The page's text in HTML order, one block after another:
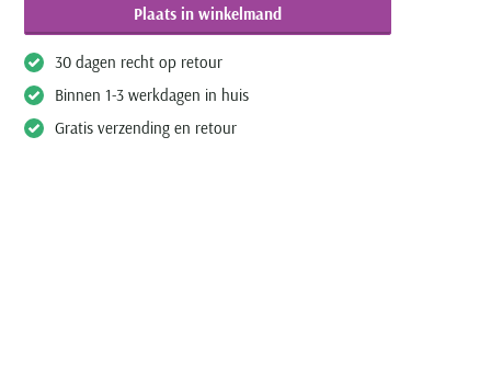
Plaats in winkelmand
30 dagen recht op retour
Binnen 1-3 werkdagen in huis
Gratis verzending en retour